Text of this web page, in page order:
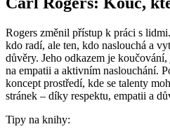
Rogers změnil přístup k práci s
kdo radí, ale ten, kdo naslouchá a
důvěry. Jeho odkazem je
na empatii a aktivním naslouchání.
koncept prostředí, kde se talenty
stránek – díky respektu, empatii a
Tipy na knihy: